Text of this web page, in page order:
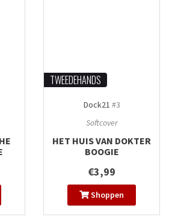
TWEEDEHANDS
Dock21 #3
Softcover
HET HUIS VAN DOKTER
BOOGIE
€3,99
Shoppen